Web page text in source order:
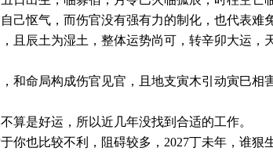
怄气，而伤官没有强有力的制化，也代表难
且辰土为湿土，整体运势尚可，转辛卯大运
和命局构成伤官见官，且地支寅木引动寅巳
算是好运，所以近几年没找到合适的工作。
你也比较不利，阻碍较多，2027丁未年，谁